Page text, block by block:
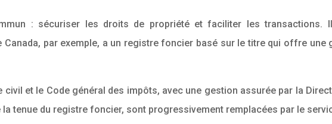
: sécuriser les droits de propriété et faciliter les transactions.
par exemple, a un registre foncier basé sur le titre qui offre une
et le Code général des impôts, avec une gestion assurée par la
tenue du registre foncier, sont progressivement remplacées par le